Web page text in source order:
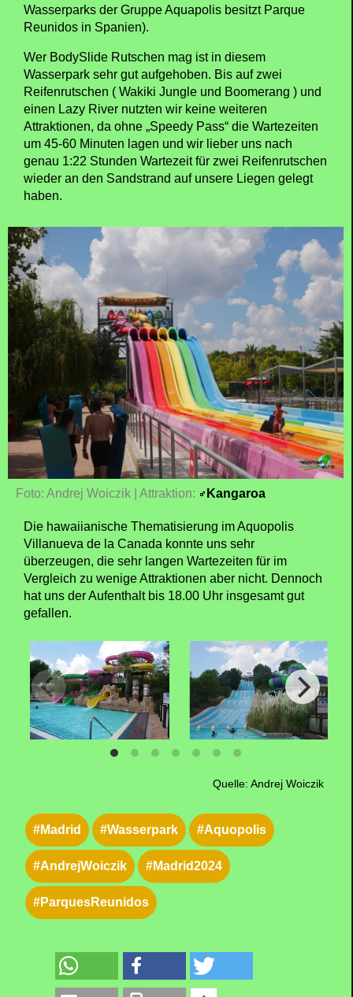
Wasserparks der Gruppe Aquapolis besitzt Parque
Reunidos in Spanien).
Wer BodySlide Rutschen mag ist in diesem
Wasserpark sehr gut aufgehoben. Bis auf zwei
Reifenrutschen ( Wakiki Jungle und Boomerang ) und
einen Lazy River nutzten wir keine weiteren
Attraktionen, da ohne „Speedy Pass“ die Wartezeiten
um 45-60 Minuten lagen und wir lieber uns nach
genau 1:22 Stunden Wartezeit für zwei Reifenrutschen
wieder an den Sandstrand auf unsere Liegen gelegt
haben.
Foto: Andrej Woiczik | Attraktion: Kangaroa
Die hawaiianische Thematisierung im Aquopolis
Villanueva de la Canada konnte uns sehr
überzeugen, die sehr langen Wartezeiten für im
Vergleich zu wenige Attraktionen aber nicht. Dennoch
hat uns der Aufenthalt bis 18.00 Uhr insgesamt gut
gefallen.
Quelle: Andrej Woiczik
#Madrid #Wasserpark #Aquopolis
#AndrejWoiczik #Madrid2024
#ParquesReunidos